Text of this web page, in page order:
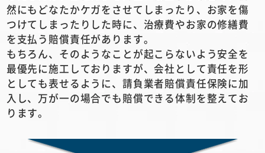
然にもどなたかケガをさせてしまったり、お家を傷
つけてしまったりした時に、治療費やお家の修繕費
を支払う賠償責任があります。
もちろん、そのようなことが起こらないよう安全を
最優先に施工しておりますが、会社として責任を形
としても表せるように、請負業者賠償責任保険に加
入し、万が一の場合でも賠償できる体制を整えてお
ります。